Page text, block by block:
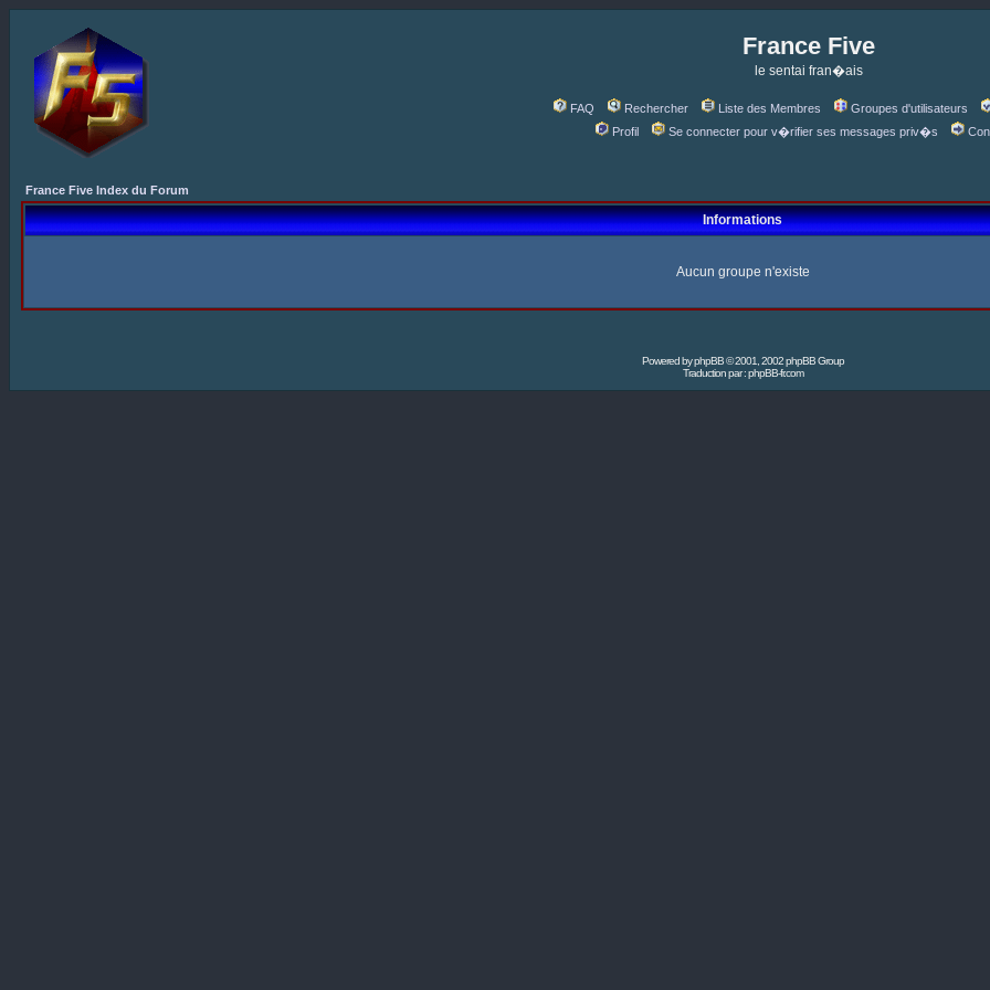
France Five
le sentai fran�ais
FAQ Rechercher Liste des Membres Groupes d'utilisateurs
Profil
Se connecter pour v�rifier ses messages priv�s
France Five Index du Forum
Informations
Aucun groupe n'existe
Powered byphpBB© 2001, 2002 phpBB Group
Traduction par :phpBB-fr.com